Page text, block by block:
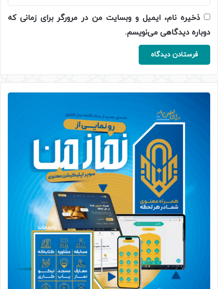
ذخیره نام، ایمیل و وبسایت من در مرورگر برای زمانی که
دوباره دیدگاهی می‌نویسم.